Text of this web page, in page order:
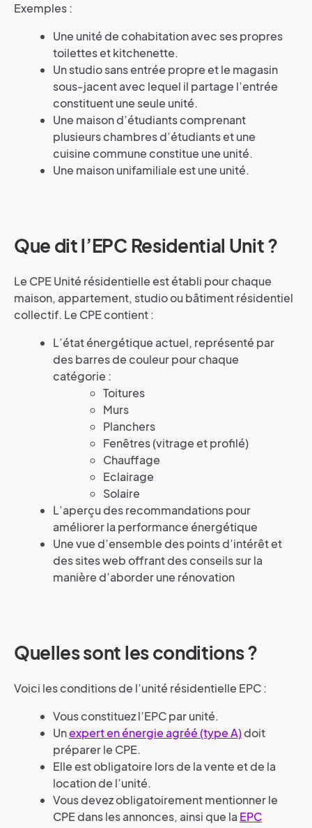
Exemples :
Une unité de cohabitation avec ses propres
toilettes et kitchenette.
Un studio sans entrée propre et le magasin
sous-jacent avec lequel il partage l’entrée
constituent une seule unité.
Une maison d’étudiants comprenant
plusieurs chambres d’étudiants et une
cuisine commune constitue une unité.
Une maison unifamiliale est une unité.
Que dit l’EPC Residential Unit ?
Le CPE Unité résidentielle est établi pour chaque
maison, appartement, studio ou bâtiment résidentiel
collectif. Le CPE contient :
L’état énergétique actuel, représenté par
des barres de couleur pour chaque
catégorie :
Toitures
Murs
Planchers
Fenêtres (vitrage et profilé)
Chauffage
Eclairage
Solaire
L’aperçu des recommandations pour
améliorer la performance énergétique
Une vue d’ensemble des points d’intérêt et
des sites web offrant des conseils sur la
manière d’aborder une rénovation
Quelles sont les conditions ?
Voici les conditions de l’unité résidentielle EPC :
Vous constituez l’EPC par unité.
Unexpert en énergie agréé (type A)doit
préparer le CPE.
Elle est obligatoire lors de la vente et de la
location de l’unité.
Vous devez obligatoirement mentionner le
CPE dans les annonces, ainsi que la EPC